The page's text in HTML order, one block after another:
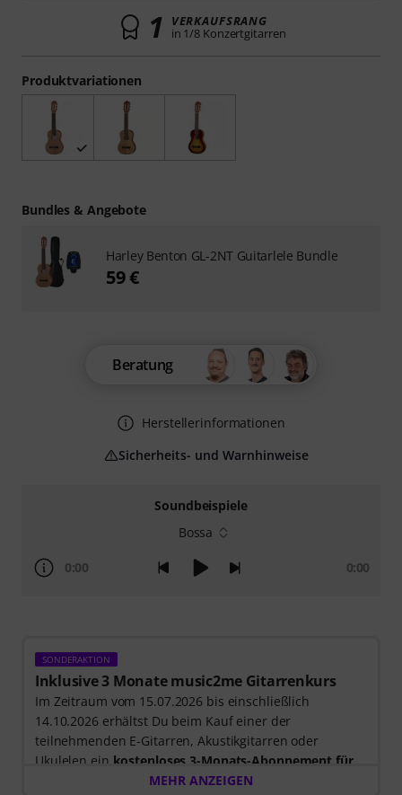
Soundbeispiele
Bossa
0:00 0:00
SONDERAKTION
Inklusive 3 Monate music2me Gitarrenkurs
Im Zeitraum vom 15.07.2026 bis einschließlich
14.10.2026 erhältst Du beim Kauf einer der
teilnehmenden E-Gitarren, Akustikgitarren oder
Ukulelen ein kostenloses 3-Monats-Abonnement für
einen Onlinekurs von music2me im Wert von EUR
MEHR ANZEIGEN
Produktvariationen
1 VERKAUFSRANG
in 1/8 Konzertgitarren
Beratung
Herstellerinformationen
Sicherheits- und Warnhinweise
Bundles & Angebote
Harley Benton GL-2NT Guitarlele Bundle
59 €